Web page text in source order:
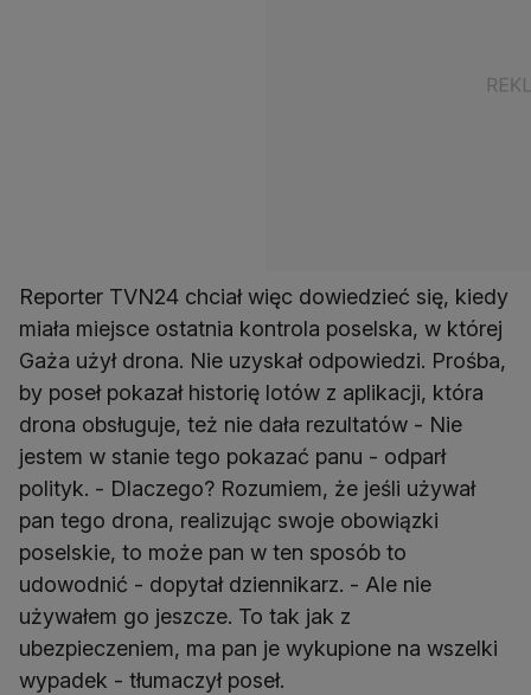
Reporter TVN24 chciał więc dowiedzieć się, kiedy
miała miejsce ostatnia kontrola poselska, w której
Gaża użył drona. Nie uzyskał odpowiedzi. Prośba,
by poseł pokazał historię lotów z aplikacji, która
drona obsługuje, też nie dała rezultatów - Nie
jestem w stanie tego pokazać panu - odparł
polityk. - Dlaczego? Rozumiem, że jeśli używał
pan tego drona, realizując swoje obowiązki
poselskie, to może pan w ten sposób to
udowodnić - dopytał dziennikarz. - Ale nie
używałem go jeszcze. To tak jak z
ubezpieczeniem, ma pan je wykupione na wszelki
wypadek - tłumaczył poseł.